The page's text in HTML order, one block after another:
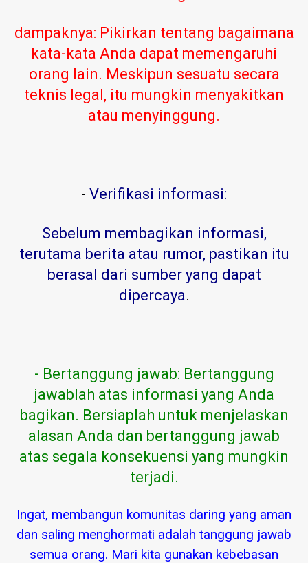
dampaknya: Pikirkan tentang bagaimana
kata-kata Anda dapat memengaruhi
orang lain. Meskipun sesuatu secara
teknis legal, itu mungkin menyakitkan
atau menyinggung.
- Verifikasi informasi:
Sebelum membagikan informasi,
terutama berita atau rumor, pastikan itu
berasal dari sumber yang dapat
dipercaya.
- Bertanggung jawab: Bertanggung
jawablah atas informasi yang Anda
bagikan. Bersiaplah untuk menjelaskan
alasan Anda dan bertanggung jawab
atas segala konsekuensi yang mungkin
terjadi.
Ingat, membangun komunitas daring yang aman
dan saling menghormati adalah tanggung jawab
semua orang. Mari kita gunakan kebebasan